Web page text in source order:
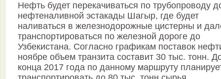
Нефть будет перекачиваться по трубопроводу
нефтеналивной эстакады Шагыр, где будет
наливаться в железнодорожные цистерны и
транспортироваться по железной дороге до
Узбекистана. Согласно графикам поставок
ноябре объем транзита составит 30 тыс. тонн.
конца 2017 года по данному маршруту